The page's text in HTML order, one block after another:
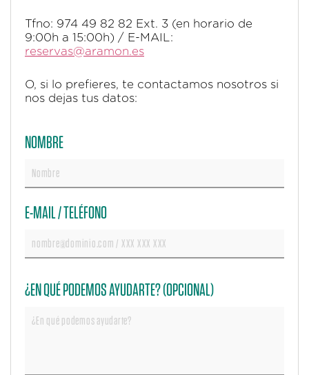
Tfno: 974 49 82 82 Ext. 3 (en horario de
9:00h a 15:00h) / E-MAIL:
reservas@aramon.es
O, si lo prefieres, te contactamos nosotros si
nos dejas tus datos:
NOMBRE
E-MAIL / TELÉFONO
¿EN QUÉ PODEMOS AYUDARTE? (OPCIONAL)